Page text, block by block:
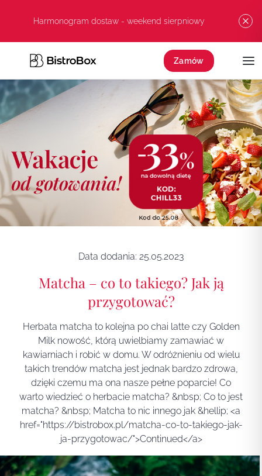
Harmonogram dostaw - weekend sierpniowy
Zamów
Data dodania: 25.05.2023
Matcha – co to takiego? Jak ją
przygotować?
Herbata matcha to kolejna po chai latte czy Golden
Milk nowość, którą uwielbiamy zamawiać w
kawiarniach i robić w domu. W odróżnieniu od wielu
takich trendów matcha jest jednak bardzo zdrowa,
dzięki czemu ma ona nasze pełne poparcie! Co
warto wiedzieć o herbacie matcha? &nbsp; Co to jest
matcha? &nbsp; Matcha to nic innego jak &hellip; <a
href="https://bistrobox.pl/matcha-co-to-takiego-jak-
ja-przygotowac/">Continued</a>